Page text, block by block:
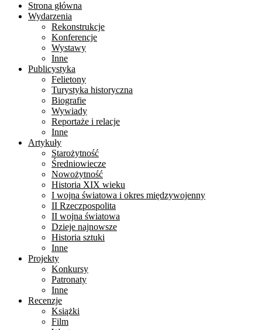
Strona główna
Wydarzenia
Rekonstrukcje
Konferencje
Wystawy
Inne
Publicystyka
Felietony
Turystyka historyczna
Biografie
Wywiady
Reportaże i relacje
Inne
Artykuły
Starożytność
Średniowiecze
Nowożytność
Historia XIX wieku
I wojna światowa i okres międzywojenny
II Rzeczpospolita
II wojna światowa
Dzieje najnowsze
Historia sztuki
Inne
Projekty
Konkursy
Patronaty
Inne
Recenzje
Książki
Film